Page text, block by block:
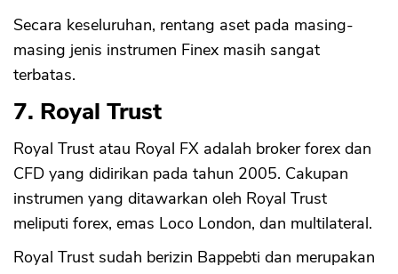
Secara keseluruhan, rentang aset pada masing-
masing jenis instrumen Finex masih sangat
terbatas.
7. Royal Trust
Royal Trust atau Royal FX adalah broker forex dan
CFD yang didirikan pada tahun 2005. Cakupan
instrumen yang ditawarkan oleh Royal Trust
meliputi forex, emas Loco London, dan multilateral.
Royal Trust sudah berizin Bappebti dan merupakan